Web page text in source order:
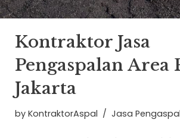
Kontraktor Jasa
Pengaspalan Area
Jakarta
by KontraktorAspal Jasa